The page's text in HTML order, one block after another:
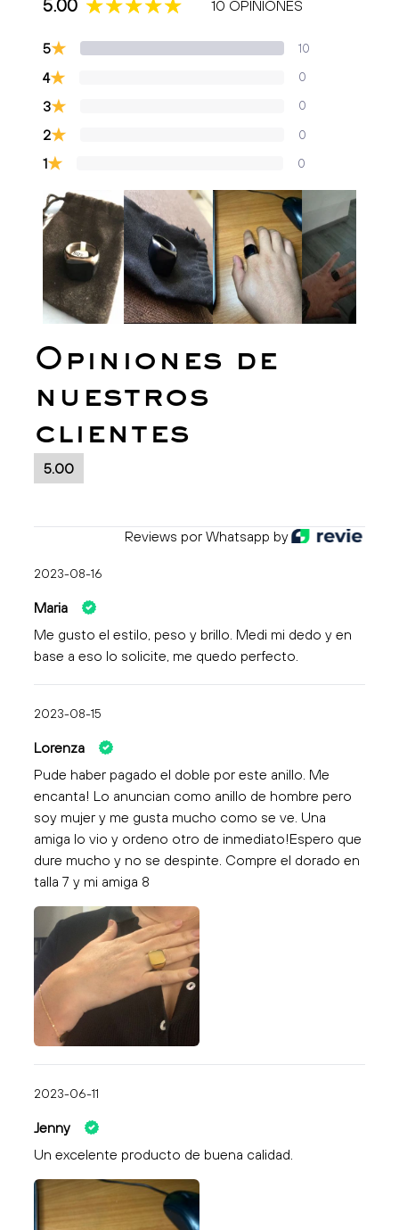
5.00 10 OPINIONES
5★ 10
4★ 0
3★ 0
2★ 0
1★ 0
Opiniones de
nuestros
clientes
5.00
Reviews por Whatsapp by
2023-08-16
Maria
Me gusto el estilo, peso y brillo. Medi mi dedo y en
base a eso lo solicite, me quedo perfecto.
2023-08-15
Lorenza
Pude haber pagado el doble por este anillo. Me
encanta! Lo anuncian como anillo de hombre pero
soy mujer y me gusta mucho como se ve. Una
amiga lo vio y ordeno otro de inmediato!Espero que
dure mucho y no se despinte. Compre el dorado en
talla 7 y mi amiga 8
2023-06-11
Jenny
Un excelente producto de buena calidad.